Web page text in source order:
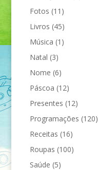
Fotos (11)
Livros (45)
Música (1)
Natal (3)
Nome (6)
Páscoa (12)
Presentes (12)
Programações (120)
Receitas (16)
Roupas (100)
Saúde (5)